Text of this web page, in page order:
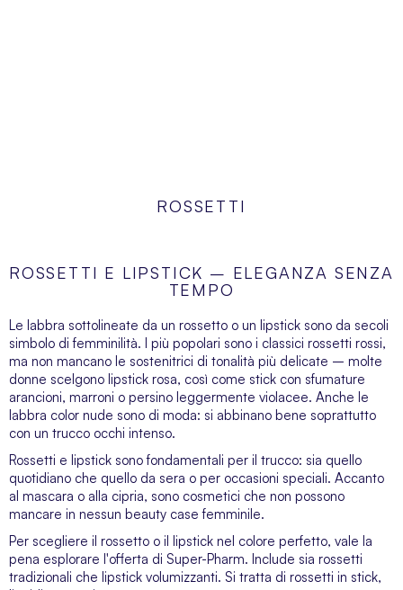
ROSSETTI
ROSSETTI E LIPSTICK – ELEGANZA SENZA
TEMPO
Le labbra sottolineate da un rossetto o un lipstick sono da secoli
simbolo di femminilità. I più popolari sono i classici rossetti rossi,
ma non mancano le sostenitrici di tonalità più delicate – molte
donne scelgono lipstick rosa, così come stick con sfumature
arancioni, marroni o persino leggermente violacee. Anche le
labbra color nude sono di moda: si abbinano bene soprattutto
con un trucco occhi intenso.
Rossetti e lipstick sono fondamentali per il trucco: sia quello
quotidiano che quello da sera o per occasioni speciali. Accanto
al mascara o alla cipria, sono cosmetici che non possono
mancare in nessun beauty case femminile.
Per scegliere il rossetto o il lipstick nel colore perfetto, vale la
pena esplorare l'offerta di Super-Pharm. Include sia rossetti
tradizionali che lipstick volumizzanti. Si tratta di rossetti in stick,